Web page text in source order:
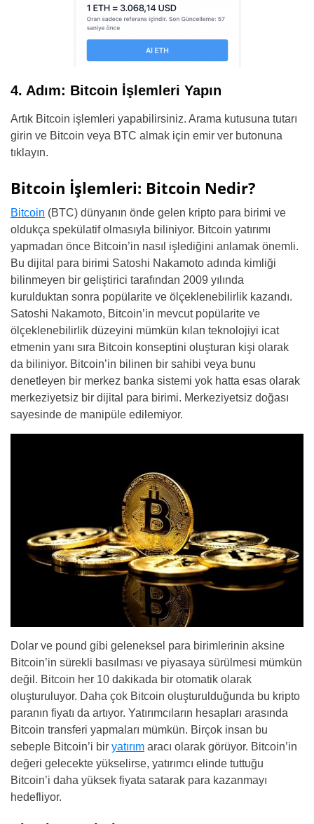
4. Adım: Bitcoin İşlemleri Yapın
Artık Bitcoin işlemleri yapabilirsiniz. Arama kutusuna tutarı
girin ve Bitcoin veya BTC almak için emir ver butonuna
tıklayın.
Bitcoin İşlemleri: Bitcoin Nedir?
Bitcoin (BTC) dünyanın önde gelen kripto para birimi ve
oldukça spekülatif olmasıyla biliniyor. Bitcoin yatırımı
yapmadan önce Bitcoin’in nasıl işlediğini anlamak önemli.
Bu dijital para birimi Satoshi Nakamoto adında kimliği
bilinmeyen bir geliştirici tarafından 2009 yılında
kurulduktan sonra popülarite ve ölçeklenebilirlik kazandı.
Satoshi Nakamoto, Bitcoin’in mevcut popülarite ve
ölçeklenebilirlik düzeyini mümkün kılan teknolojiyi icat
etmenin yanı sıra Bitcoin konseptini oluşturan kişi olarak
da biliniyor. Bitcoin’in bilinen bir sahibi veya bunu
denetleyen bir merkez banka sistemi yok hatta esas olarak
merkeziyetsiz bir dijital para birimi. Merkeziyetsiz doğası
sayesinde de manipüle edilemiyor.
Dolar ve pound gibi geleneksel para birimlerinin aksine
Bitcoin’in sürekli basılması ve piyasaya sürülmesi mümkün
değil. Bitcoin her 10 dakikada bir otomatik olarak
oluşturuluyor. Daha çok Bitcoin oluşturulduğunda bu kripto
paranın fiyatı da artıyor. Yatırımcıların hesapları arasında
Bitcoin transferi yapmaları mümkün. Birçok insan bu
sebeple Bitcoin’i bir yatırım aracı olarak görüyor. Bitcoin’in
değeri gelecekte yükselirse, yatırımcı elinde tuttuğu
Bitcoin’i daha yüksek fiyata satarak para kazanmayı
hedefliyor.